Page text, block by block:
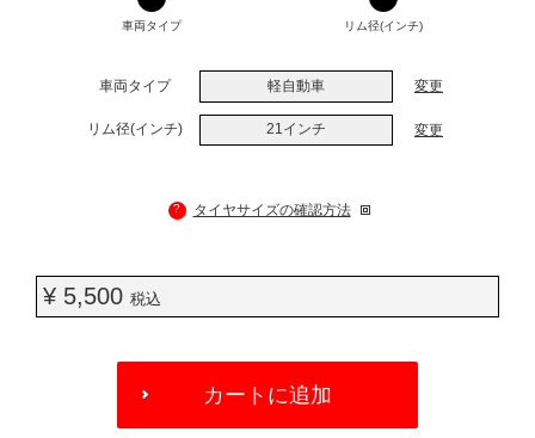
車両タイプ リム径(インチ)
車両タイプ 軽自動車 変更
リム径(インチ) 21インチ 変更
? タイヤサイズの確認方法
¥ 5,500 税込
OPTIONS
カートに追加